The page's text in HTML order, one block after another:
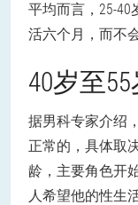
平均而言，25-
活六个月，而不
40岁至55
据男科专家介绍
正常的，具体取
龄，主要角色开
人希望他的性生